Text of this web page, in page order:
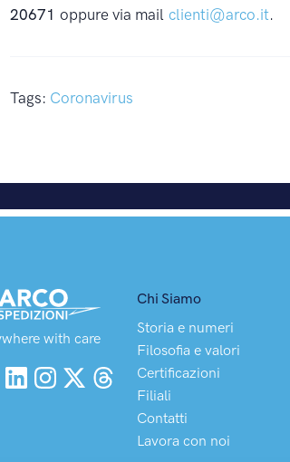
20671 oppure via mail clienti@arco.it.
Tags: Coronavirus
with care
YouTubeLinkedInInstagramX (Twitter)
Threads
Chi Siamo
Storia e numeri
Filosofia e valori
Certificazioni
Filiali
Contatti
Lavora con noi